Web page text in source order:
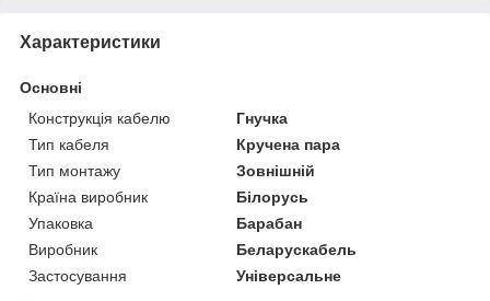
Характеристики
Основні
Конструкція кабелю
Гнучка
Тип кабеля
Кручена пара
Тип монтажу
Зовнішній
Країна виробник
Білорусь
Упаковка
Барабан
Виробник
Беларускабель
Застосування
Універсальне